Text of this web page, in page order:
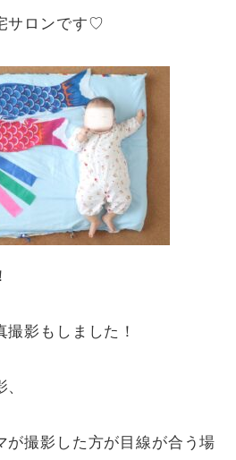
サロンです♡
影もしました！
が撮影した方が目線が合う場